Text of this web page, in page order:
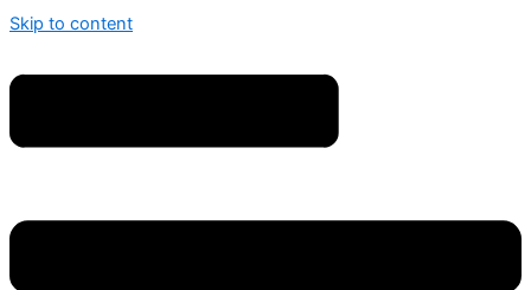
Skip to content